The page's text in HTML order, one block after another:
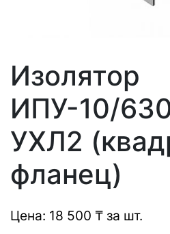
Изолятор
ИПУ-10/
УХЛ2
фланец)
Цена: 18 500 ₸ за шт.